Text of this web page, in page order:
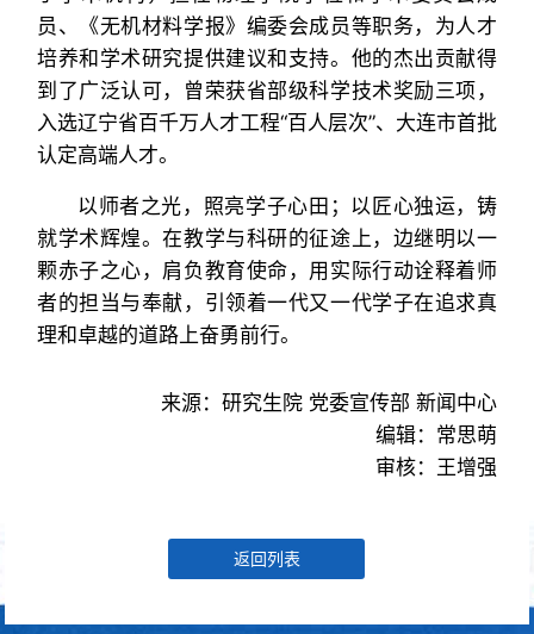
员、《无机材料学报》编委会成员等职务，为人才
培养和学术研究提供建议和支持。他的杰出贡献得
到了广泛认可，曾荣获省部级科学技术奖励三项，
入选辽宁省百千万人才工程“百人层次”、大连市首批
认定高端人才。
以师者之光，照亮学子心田；以匠心独运，铸
就学术辉煌。在教学与科研的征途上，边继明以一
颗赤子之心，肩负教育使命，用实际行动诠释着师
者的担当与奉献，引领着一代又一代学子在追求真
理和卓越的道路上奋勇前行。
来源：研究生院 党委宣传部 新闻中心
编辑：常思萌
审核：王增强
返回列表